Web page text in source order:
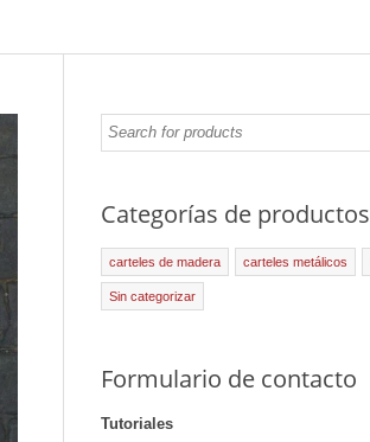
Categorías de productos
carteles de madera carteles metálicos
Sin categorizar
Formulario de contacto
Tutoriales